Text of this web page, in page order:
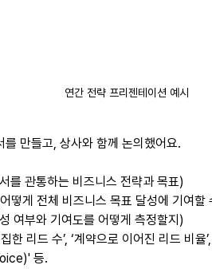
연간 전략 프리젠테이션 예시
만들고, 상사와 함께 논의했어요.
를 관통하는 비즈니스 전략과 목표)
떻게 전체 비즈니스 목표 달성에 기여할
여부와 기여도를 어떻게 측정할지)
한 리드 수’, ‘계약으로 이어진 리드 비
등.